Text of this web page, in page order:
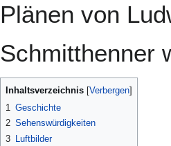
Plänen von
Schmitthenner
Inhaltsverzeichnis
1 Geschichte
2 Sehenswürdigkeiten
3
Luftbilder